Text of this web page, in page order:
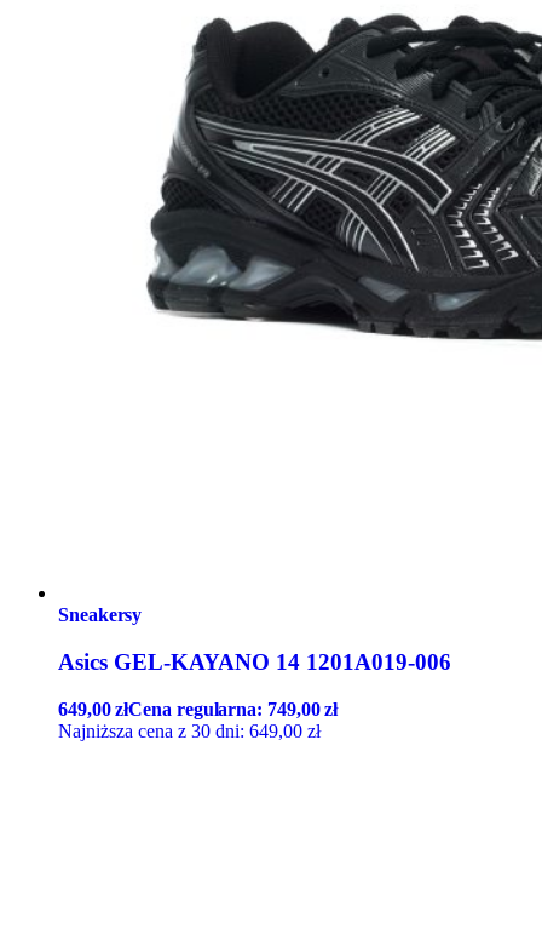
Sneakersy
Asics GEL-KAYANO 14 1201A019-006
649,00złCena regularna: 749,00zł
Najniższa cena z 30 dni: 649,00 zł